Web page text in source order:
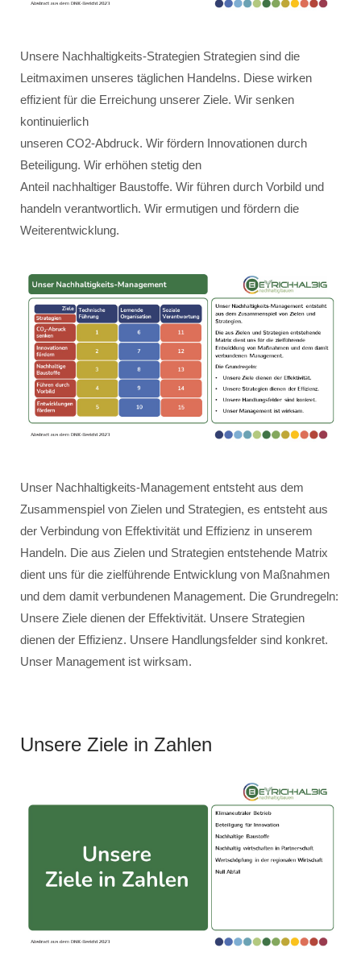
Unsere Nachhaltigkeits-Strategien Strategien sind die
Leitmaximen unseres täglichen Handelns. Diese wirken
effizient für die Erreichung unserer Ziele. Wir senken
kontinuierlich
unseren CO2-Abdruck. Wir fördern Innovationen durch
Beteiligung. Wir erhöhen stetig den
Anteil nachhaltiger Baustoffe. Wir führen durch Vorbild und
handeln verantwortlich. Wir ermutigen und fördern die
Weiterentwicklung.
Unser Nachhaltigkeits-Management entsteht aus dem
Zusammenspiel von Zielen und Strategien, es entsteht aus
der Verbindung von Effektivität und Effizienz in unserem
Handeln. Die aus Zielen und Strategien entstehende Matrix
dient uns für die zielführende Entwicklung von Maßnahmen
und dem damit verbundenen Management. Die Grundregeln:
Unsere Ziele dienen der Effektivität. Unsere Strategien
dienen der Effizienz. Unsere Handlungsfelder sind konkret.
Unser Management ist wirksam.
Unsere Ziele in Zahlen